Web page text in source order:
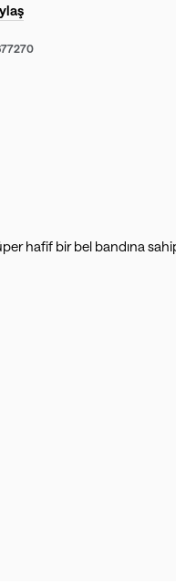
hafif bir bel bandına